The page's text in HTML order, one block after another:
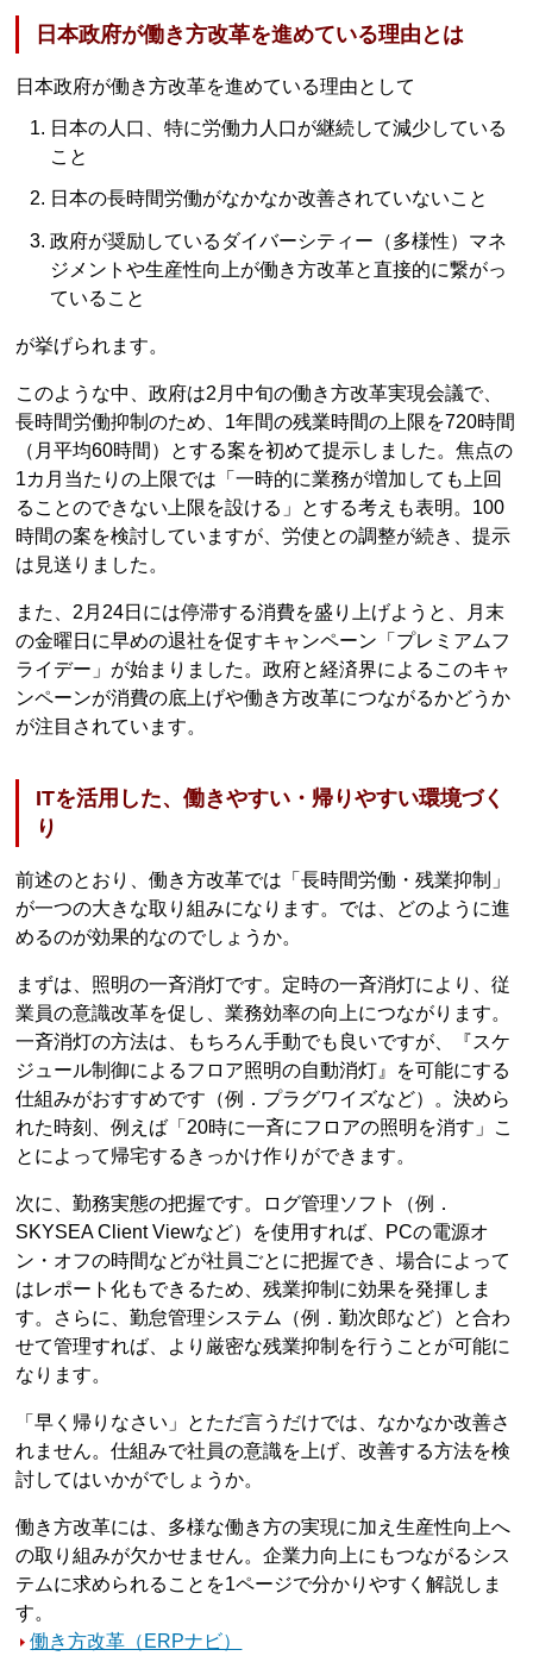
日本政府が働き方改革を進めている理由とは
日本政府が働き方改革を進めている理由として
日本の人口、特に労働力人口が継続して減少している
こと
日本の長時間労働がなかなか改善されていないこと
政府が奨励しているダイバーシティー（多様性）マネ
ジメントや生産性向上が働き方改革と直接的に繋がっ
ていること
が挙げられます。
このような中、政府は2月中旬の働き方改革実現会議で、
長時間労働抑制のため、1年間の残業時間の上限を720時間
（月平均60時間）とする案を初めて提示しました。焦点の
1カ月当たりの上限では「一時的に業務が増加しても上回
ることのできない上限を設ける」とする考えも表明。100
時間の案を検討していますが、労使との調整が続き、提示
は見送りました。
また、2月24日には停滞する消費を盛り上げようと、月末
の金曜日に早めの退社を促すキャンペーン「プレミアムフ
ライデー」が始まりました。政府と経済界によるこのキャ
ンペーンが消費の底上げや働き方改革につながるかどうか
が注目されています。
ITを活用した、働きやすい・帰りやすい環境づく
り
前述のとおり、働き方改革では「長時間労働・残業抑制」
が一つの大きな取り組みになります。では、どのように進
めるのが効果的なのでしょうか。
まずは、照明の一斉消灯です。定時の一斉消灯により、従
業員の意識改革を促し、業務効率の向上につながります。
一斉消灯の方法は、もちろん手動でも良いですが、『スケ
ジュール制御によるフロア照明の自動消灯』を可能にする
仕組みがおすすめです（例．プラグワイズなど）。決めら
れた時刻、例えば「20時に一斉にフロアの照明を消す」こ
とによって帰宅するきっかけ作りができます。
次に、勤務実態の把握です。ログ管理ソフト（例．
SKYSEA Client Viewなど）を使用すれば、PCの電源オ
ン・オフの時間などが社員ごとに把握でき、場合によって
はレポート化もできるため、残業抑制に効果を発揮しま
す。さらに、勤怠管理システム（例．勤次郎など）と合わ
せて管理すれば、より厳密な残業抑制を行うことが可能に
なります。
「早く帰りなさい」とただ言うだけでは、なかなか改善さ
れません。仕組みで社員の意識を上げ、改善する方法を検
討してはいかがでしょうか。
働き方改革には、多様な働き方の実現に加え生産性向上へ
の取り組みが欠かせません。企業力向上にもつながるシス
テムに求められることを1ページで分かりやすく解説しま
す。
働き方改革（ERPナビ）